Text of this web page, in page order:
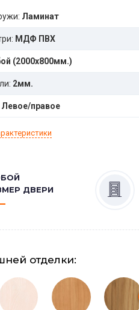
Ламинат
МДФ ПВХ
(2000x800мм.)
2мм.
Левое/правое
ДВЕРИ
отделки: